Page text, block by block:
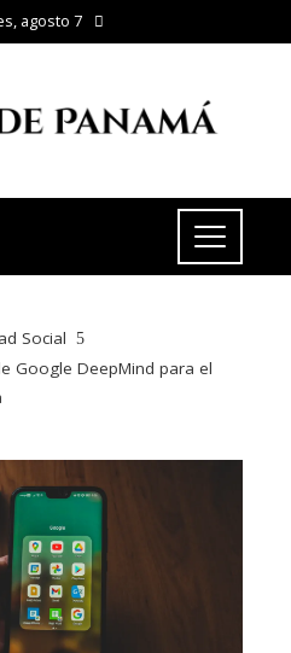
agosto 7
Social
Google DeepMind para el